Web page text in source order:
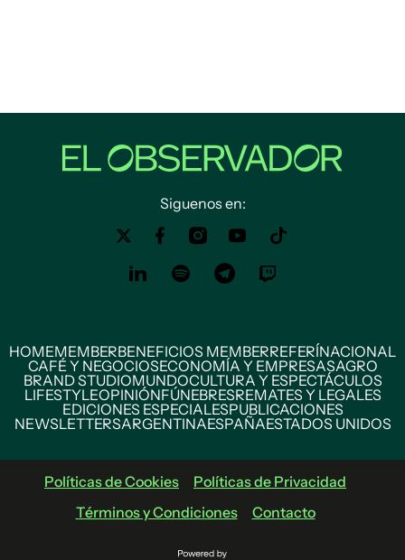
Siguenos en:
HOMEMEMBERBENEFICIOS MEMBERREFERÍNACIONAL
CAFÉ Y NEGOCIOSECONOMÍA Y EMPRESASAGRO
BRAND STUDIOMUNDOCULTURA Y ESPECTÁCULOS
LIFESTYLEOPINIÓNFÚNEBRESREMATES Y LEGALES
EDICIONES ESPECIALESPUBLICACIONES
NEWSLETTERSARGENTINAESPAÑAESTADOS UNIDOS
Políticas de Cookies
Políticas de Privacidad
Términos y Condiciones
Contacto